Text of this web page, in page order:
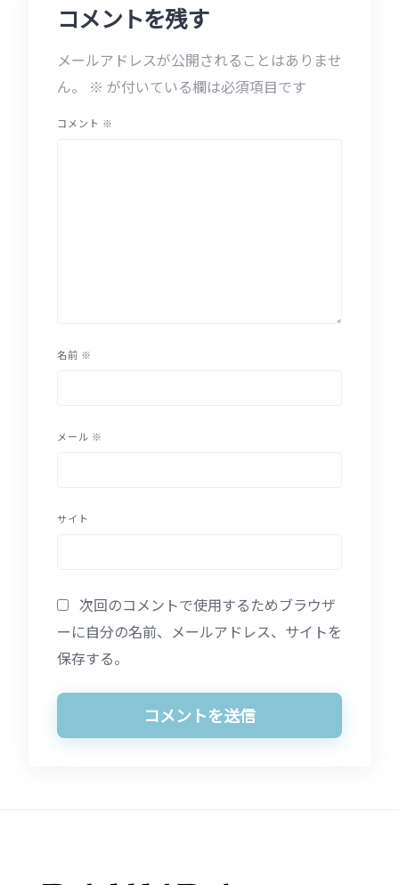
コメントを残す
メールアドレスが公開されることはありませ
ん。
※ が付いている欄は必須項目です
コメント ※
名前 ※
メール ※
サイト
次回のコメントで使用するためブラウザ
ーに自分の名前、メールアドレス、サイトを
保存する。